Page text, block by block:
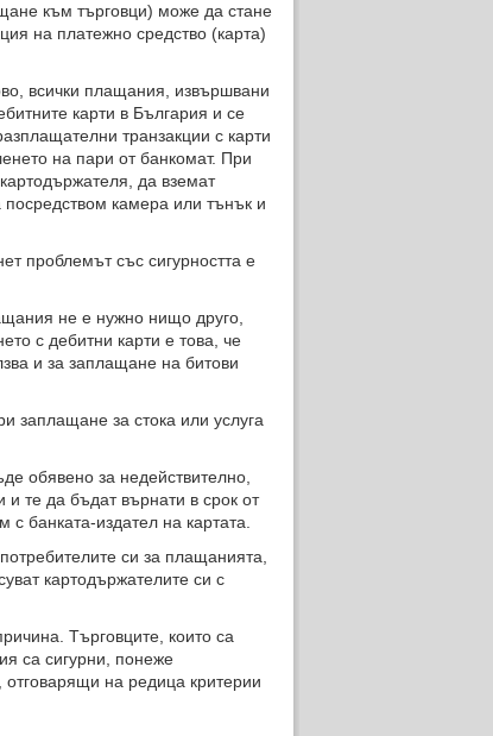
към търговци) може да стане
на платежно средство (карта)
всички плащания, извършвани
карти в България и се
транзакции с карти
на пари от банкомат. При
да вземат
камера или тънък и
проблемът със сигурността е
не е нужно нищо друго,
с дебитни карти е това, че
и за заплащане на битови
заплащане за стока или услуга
обявено за недействително,
те да бъдат върнати в срок от
банката-издател на картата.
си за плащанията,
картодържателите си с
Търговците, които са
са сигурни, понеже
отговарящи на редица критерии